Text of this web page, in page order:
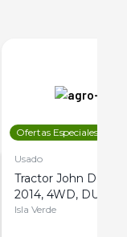
Ofertas Especiales
Usado
Tractor John Deere
2014, 4WD, DUAL
Isla Verde